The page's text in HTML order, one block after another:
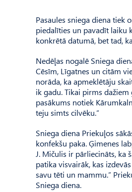
Pasaules sniega diena tiek
piedalīties un pavadīt laiku
konkrētā datumā, bet tad,
Nedēļas nogalē Sniega
Cēsīm, Līgatnes un citām
norāda, ka apmeklētāju
ik gadu. Tikai pirms
pasākums notiek
teju simts cilvēku.”
Sniega diena Priekuļos
konfekšu paka. Ģimenes
J. Mičulis ir pārliecināts, ka
patika visvairāk, kas
savu tēti un mammu.”
Sniega diena.